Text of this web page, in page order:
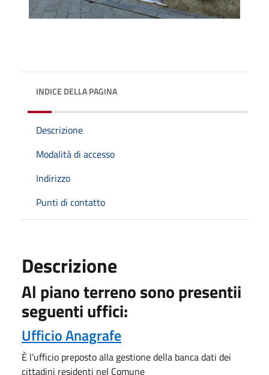
INDICE DELLA PAGINA
Descrizione
Modalità di accesso
Indirizzo
Punti di contatto
Descrizione
Al piano terreno sono presentii
seguenti uffici:
Ufficio Anagrafe
È l’ufficio preposto alla gestione della banca dati dei
cittadini residenti nel Comune